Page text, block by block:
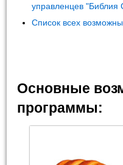
управленцев "Библия
Список всех
Основные
программы: